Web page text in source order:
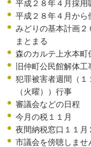
平成２８年４月採用
平成２８年４月から
みどりの基本計画２
まとまる
森のカルテ上水本町
旧仲町公民館解体
犯罪被害者週間（１
（火曜））行事
審議会などの日程
今月の税１１月
夜間納税窓口１１月
市議会を傍聴しませ